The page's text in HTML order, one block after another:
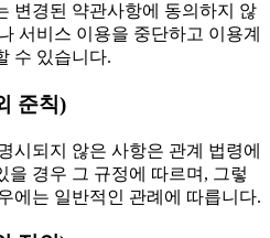
변경된 약관사항에 동의하지 않
서비스 이용을 중단하고 이용계
수 있습니다.
준칙)
시되지 않은 사항은 관계 법령에
을 경우 그 규정에 따르며, 그렇
에는 일반적인 관례에 따릅니다.